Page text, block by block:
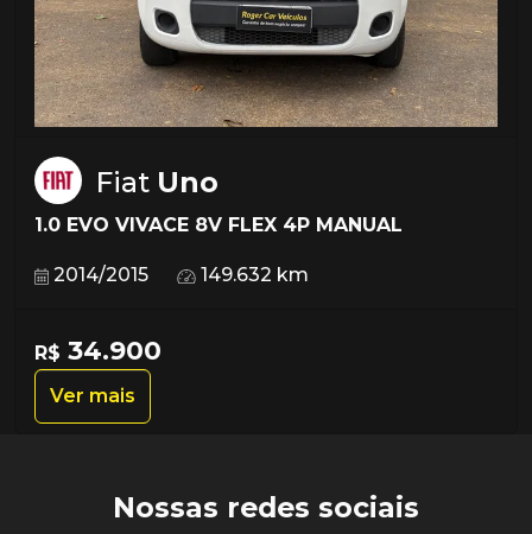
Fiat Uno
1.0 EVO VIVACE 8V FLEX 4P MANUAL
2014/2015 149.632 km
R$ 34.900
Ver mais
Nossas redes sociais